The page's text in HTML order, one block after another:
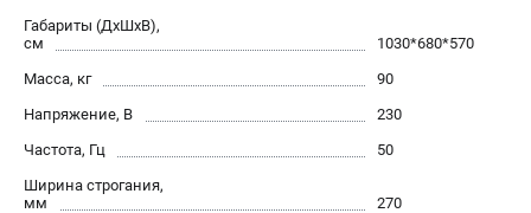
Габариты (ДхШхВ),
см
1030*680*570
Масса, кг
90
Напряжение, В
230
Частота, Гц
50
Ширина строгания,
мм
270